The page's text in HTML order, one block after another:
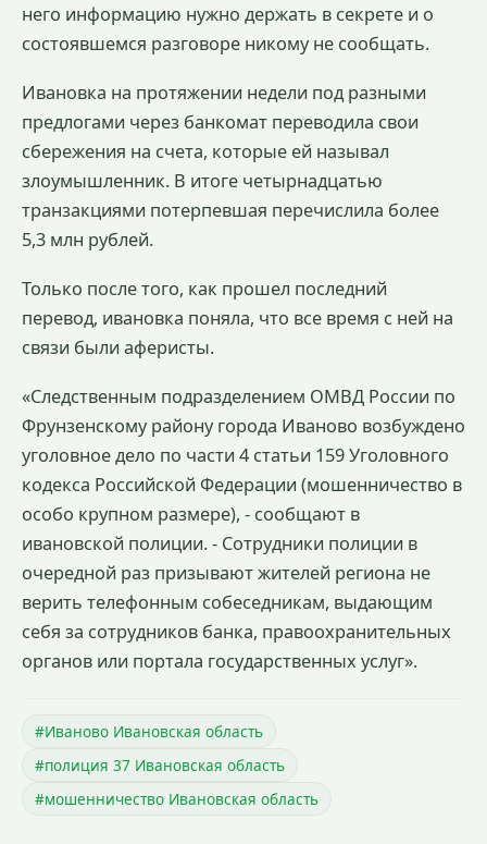
него информацию нужно держать в секрете и о
состоявшемся разговоре никому не сообщать.
Ивановка на протяжении недели под разными
предлогами через банкомат переводила свои
сбережения на счета, которые ей называл
злоумышленник. В итоге четырнадцатью
транзакциями потерпевшая перечислила более
5,3 млн рублей.
Только после того, как прошел последний
перевод, ивановка поняла, что все время с ней на
связи были аферисты.
«Следственным подразделением ОМВД России по
Фрунзенскому району города Иваново возбуждено
уголовное дело по части 4 статьи 159 Уголовного
кодекса Российской Федерации (мошенничество в
особо крупном размере), - сообщают в
ивановской полиции. - Сотрудники полиции в
очередной раз призывают жителей региона не
верить телефонным собеседникам, выдающим
себя за сотрудников банка, правоохранительных
органов или портала государственных услуг».
#Иваново Ивановская область
#полиция 37 Ивановская область
#мошенничество Ивановская область